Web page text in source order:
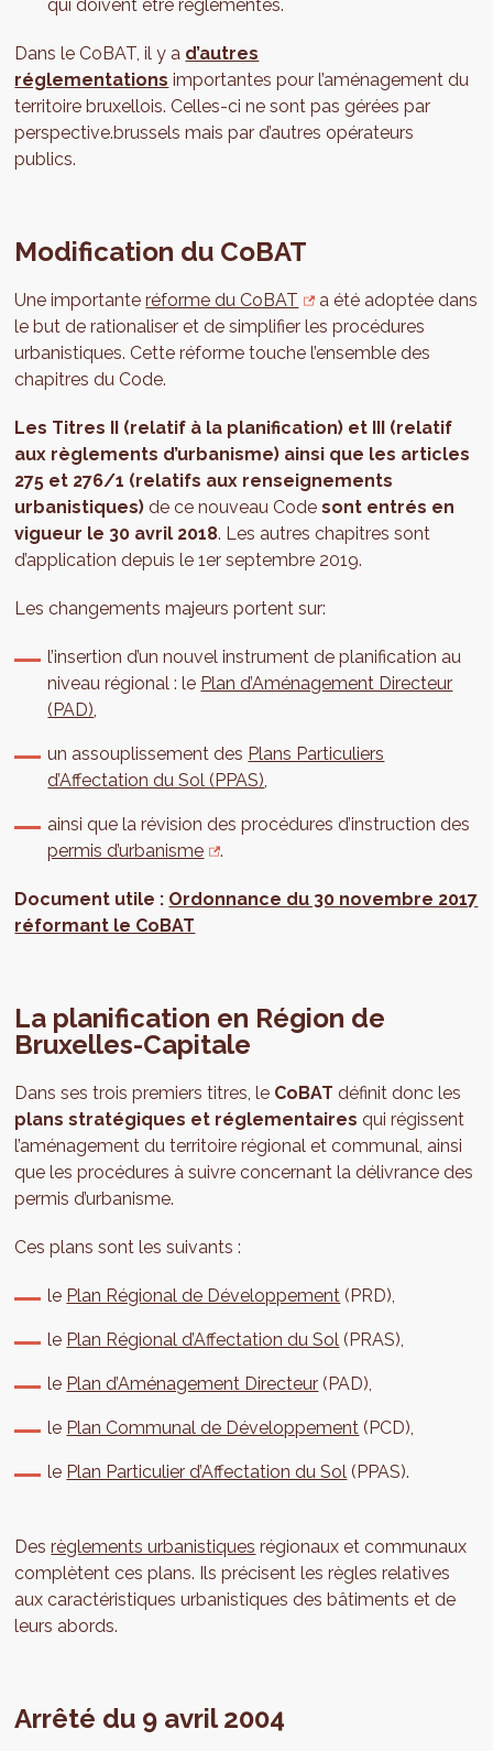
qui doivent être réglementés.
Dans le CoBAT, il y a d’autres
réglementations importantes pour l’aménagement du
territoire bruxellois. Celles-ci ne sont pas gérées par
perspective.brussels mais par d’autres opérateurs
publics.
Modification du CoBAT
Une importanteréforme du CoBAT
a été adoptée dans
le but de rationaliser et de simplifier les procédures
urbanistiques. Cette réforme touche l’ensemble des
chapitres du Code.
Les Titres II (relatif à la planification) et III (relatif
aux règlements d’urbanisme) ainsi que les articles
275 et 276/1 (relatifs aux renseignements
urbanistiques)de ce nouveau Codesont entrés en
vigueur le 30 avril 2018. Les autres chapitres sont
d’application depuis le 1er septembre 2019.
Les changements majeurs portent sur:
l’insertion d’un nouvel instrument de planification au
niveau régional : le Plan d’Aménagement Directeur
(PAD)
un assouplissement des Plans Particuliers
d’Affectation du Sol (PPAS)
ainsi que la révision des procédures d’instruction des
permis d’urbanisme
.
Document utile : Ordonnance du 30 novembre 2017
réformant le CoBAT
La planification en Région de
Bruxelles-Capitale
Dans ses trois premiers titres, le CoBATdéfinit donc les
plans stratégiques et réglementaires qui régissent
l’aménagement du territoire régional et communal, ainsi
que les procédures à suivre concernant la délivrance des
permis d’urbanisme.
Ces plans sont les suivants :
le Plan Régional de Développement (PRD),
le Plan Régional d’Affectation du Sol (PRAS),
le Plan d’Aménagement Directeur (PAD),
le Plan Communal de Développement (PCD),
le Plan Particulier d’Affectation du Sol (PPAS).
Desrèglements urbanistiques régionaux et communaux
complètent ces plans. Ils précisent les règles relatives
aux caractéristiques urbanistiques des bâtiments et de
leurs abords.
Arrêté du 9 avril 2004